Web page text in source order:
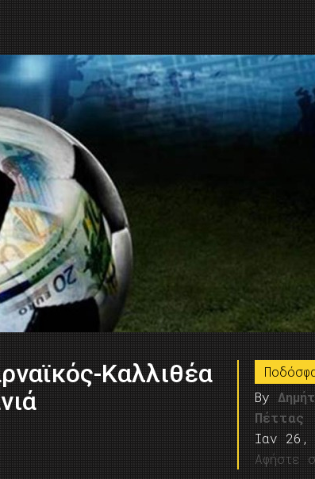
Καλλιθέα
By
Πέττας
Ιαν 26,
Αφήστε